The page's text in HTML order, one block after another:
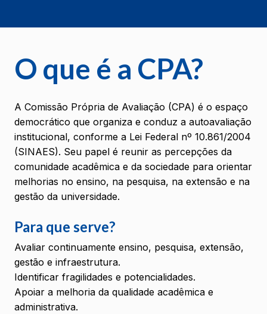
O que é a CPA?
A Comissão Própria de Avaliação (CPA) é o espaço
democrático que organiza e conduz a autoavaliação
institucional, conforme a Lei Federal nº 10.861/2004
(SINAES). Seu papel é reunir as percepções da
comunidade acadêmica e da sociedade para orientar
melhorias no ensino, na pesquisa, na extensão e na
gestão da universidade.
Para que serve?
Avaliar continuamente ensino, pesquisa, extensão,
gestão e infraestrutura.
Identificar fragilidades e potencialidades.
Apoiar a melhoria da qualidade acadêmica e
administrativa.